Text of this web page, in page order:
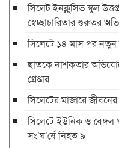
সিলেট ইনক্লুসিভ স্কুল
স্বেচ্ছাচারিতার গুরুতর
সিলেটে ১৪ মাস পর নতুন
ছাতকে নাশকতার
গ্রেপ্তার
সিলেটের মাজারে
সিলেটে ইউনিক ও
সং’ঘ’র্ষে নিহত ৯